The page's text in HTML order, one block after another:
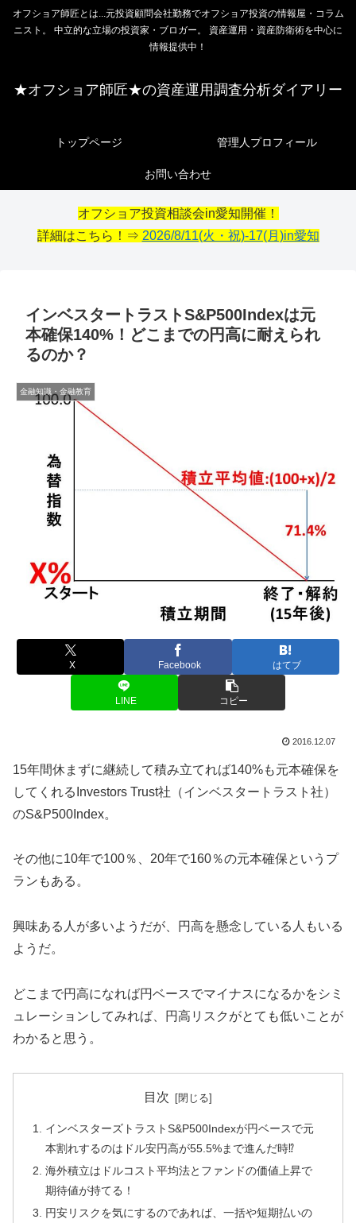
オフショア師匠とは...元投資顧問会社勤務でオフショア投資の情報屋・コラム
ニスト。 中立的な立場の投資家・ブロガー。 資産運用・資産防衛術を中心に
情報提供中！
★オフショア師匠★の資産運用調査分析ダイアリー
トップページ 管理人プロフィール
お問い合わせ
オフショア投資相談会in愛知開催！
詳細はこちら！⇒ 2026/8/11(火・祝)-17(月)in愛知
インベスタートラストS&P500Indexは元
本確保140%！どこまでの円高に耐えられ
るのか？
金融知識・金融教育
X Facebook はてブ
LINE コピー
2016.12.07
15年間休まずに継続して積み立てれば140%も元本確保を
してくれるInvestors Trust社（インベスタートラスト社）
のS&P500Index。
その他に10年で100％、20年で160％の元本確保というプ
ランもある。
興味ある人が多いようだが、円高を懸念している人もいる
ようだ。
どこまで円高になれば円ベースでマイナスになるかをシミ
ュレーションしてみれば、円高リスクがとても低いことが
わかると思う。
目次
インベスターズトラストS&P500Indexが円ベースで元
本割れするのはドル安円高が55.5%まで進んだ時⁉
海外積立はドルコスト平均法とファンドの価値上昇で
期待値が持てる！
円安リスクを気にするのであれば、一括や短期払いの